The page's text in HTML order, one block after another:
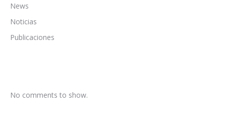
News
Noticias
Publicaciones
No comments to show.